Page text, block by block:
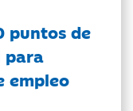
puntos de
para
empleo